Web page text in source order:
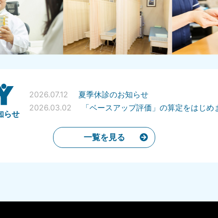
らせ
2026.07.12
夏季休診のお知らせ
2026.03.02
「ベースアップ評価」の算定をはじめ
一覧を見る